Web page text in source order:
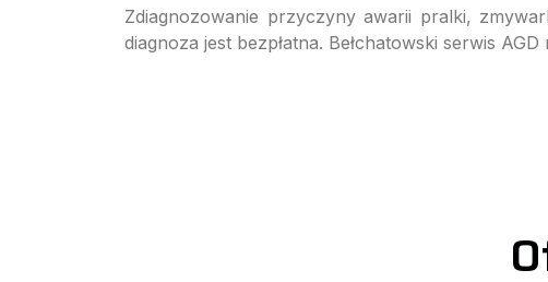
Zdiagnozowanie przyczyny awarii pralki,
diagnoza jest bezpłatna. Bełchatowski serwis